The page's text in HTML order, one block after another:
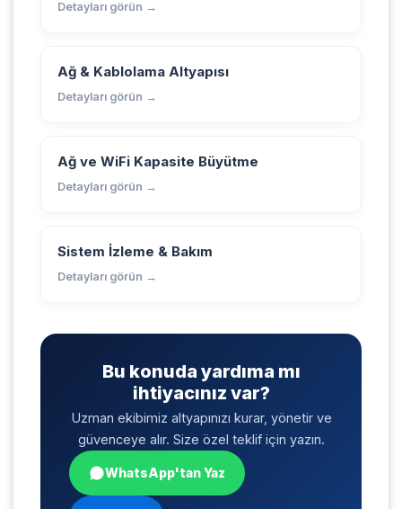
Detayları görün →
Ağ & Kablolama Altyapısı
Detayları görün →
Ağ ve WiFi Kapasite Büyütme
Detayları görün →
Sistem İzleme & Bakım
Detayları görün →
Bu konuda yardıma mı
ihtiyacınız var?
Uzman ekibimiz altyapınızı kurar, yönetir ve
güvenceye alır. Size özel teklif için yazın.
WhatsApp'tan Yaz